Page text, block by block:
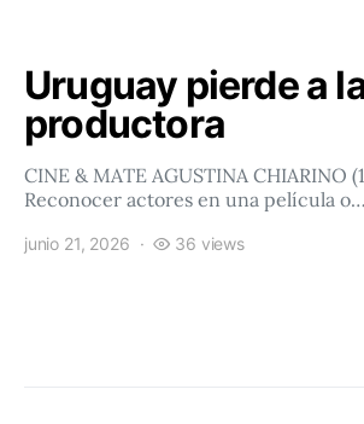
Uruguay pierde a
productora
CINE & MATE AGUSTINA CHIARINO
Reconocer actores en una película o…
junio 21, 2026 36 views